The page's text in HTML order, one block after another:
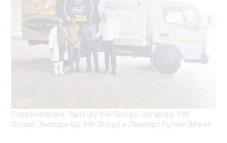
Слева направо: Эдна Шу (Hill Group), Эдгар Шу (Hill
Group), Хиллари Шу (Hill Group) и Ламберт Руттен (Marel)